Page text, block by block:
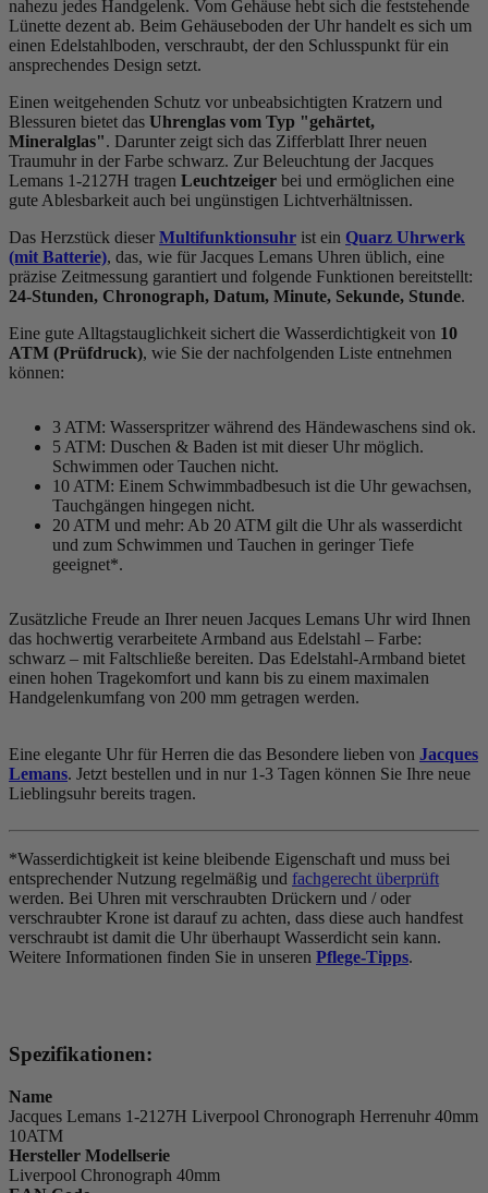
nahezu jedes Handgelenk. Vom Gehäuse hebt sich die feststehende
Lünette dezent ab. Beim Gehäuseboden der Uhr handelt es sich um
einen Edelstahlboden, verschraubt, der den Schlusspunkt für ein
ansprechendes Design setzt.
Einen weitgehenden Schutz vor unbeabsichtigten Kratzern und
Blessuren bietet das Uhrenglas vom Typ "gehärtet,
Mineralglas". Darunter zeigt sich das Zifferblatt Ihrer neuen
Traumuhr in der Farbe schwarz. Zur Beleuchtung der Jacques
Lemans 1-2127H tragen Leuchtzeiger bei und ermöglichen eine
gute Ablesbarkeit auch bei ungünstigen Lichtverhältnissen.
Das Herzstück dieser Multifunktionsuhr ist ein Quarz Uhrwerk
(mit Batterie), das, wie für Jacques Lemans Uhren üblich, eine
präzise Zeitmessung garantiert und folgende Funktionen bereitstellt:
24-Stunden, Chronograph, Datum, Minute, Sekunde, Stunde.
Eine gute Alltagstauglichkeit sichert die Wasserdichtigkeit von 10
ATM (Prüfdruck), wie Sie der nachfolgenden Liste entnehmen
können:
3 ATM: Wasserspritzer während des Händewaschens sind ok.
5 ATM: Duschen & Baden ist mit dieser Uhr möglich.
Schwimmen oder Tauchen nicht.
10 ATM: Einem Schwimmbadbesuch ist die Uhr gewachsen,
Tauchgängen hingegen nicht.
20 ATM und mehr: Ab 20 ATM gilt die Uhr als wasserdicht
und zum Schwimmen und Tauchen in geringer Tiefe
geeignet*.
Zusätzliche Freude an Ihrer neuen Jacques Lemans Uhr wird Ihnen
das hochwertig verarbeitete Armband aus Edelstahl – Farbe:
schwarz – mit Faltschließe bereiten. Das Edelstahl-Armband bietet
einen hohen Tragekomfort und kann bis zu einem maximalen
Handgelenkumfang von 200 mm getragen werden.
Eine elegante Uhr für Herren die das Besondere lieben von Jacques
Lemans. Jetzt bestellen und in nur 1-3 Tagen können Sie Ihre neue
Lieblingsuhr bereits tragen.
*Wasserdichtigkeit ist keine bleibende Eigenschaft und muss bei
entsprechender Nutzung regelmäßig und fachgerecht überprüft
werden. Bei Uhren mit verschraubten Drückern und / oder
verschraubter Krone ist darauf zu achten, dass diese auch handfest
verschraubt ist damit die Uhr überhaupt Wasserdicht sein kann.
Weitere Informationen finden Sie in unseren Pflege-Tipps.
Spezifikationen:
Name
Jacques Lemans 1-2127H Liverpool Chronograph Herrenuhr 40mm
10ATM
Hersteller Modellserie
Liverpool Chronograph 40mm